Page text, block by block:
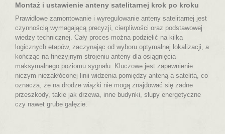
Montaż i ustawienie anteny satelitarnej krok po kroku
Prawidłowe zamontowanie i wyregulowanie anteny satelitarnej jest
czynnością wymagającą precyzji, cierpliwości oraz podstawowej
wiedzy technicznej. Cały proces można podzielić na kilka
logicznych etapów, zaczynając od wyboru optymalnej lokalizacji, a
kończąc na finezyjnym strojeniu anteny dla osiągnięcia
maksymalnego poziomu sygnału. Kluczowe jest zapewnienie
niczym niezakłóconej linii widzenia pomiędzy anteną a satelitą, co
oznacza, że na drodze wiązki nie mogą znajdować się żadne
przeszkody, takie jak drzewa, inne budynki, słupy energetyczne
czy nawet grube gałęzie.